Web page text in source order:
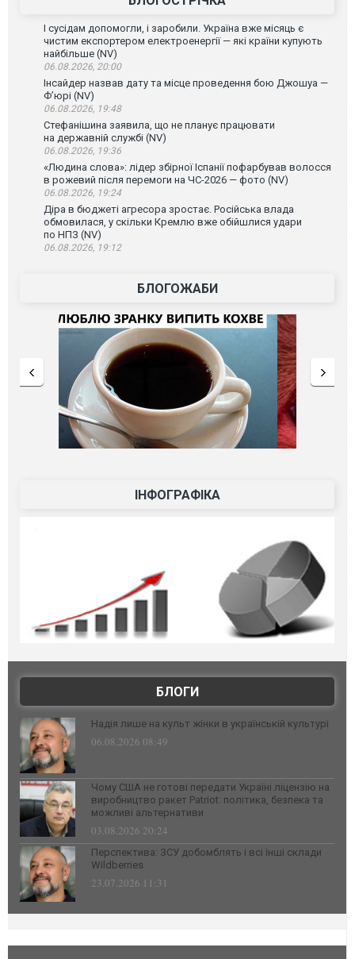
І сусідам допомогли, і заробили. Україна вже місяць є
чистим експортером електроенергії — які країни купують
найбільше (NV)
06.08.2026, 20:00
Інсайдер назвав дату та місце проведення бою Джошуа —
Ф’юрі (NV)
06.08.2026, 19:48
Стефанішина заявила, що не планує працювати
на державній службі (NV)
06.08.2026, 19:36
«Людина слова»: лідер збірної Іспанії пофарбував волосся
в рожевий після перемоги на ЧС-2026 — фото (NV)
06.08.2026, 19:24
Діра в бюджеті агресора зростає. Російська влада
обмовилася, у скільки Кремлю вже обійшлися удари
по НПЗ (NV)
06.08.2026, 19:12
БЛОГОЖАБИ
ІНФОГРАФІКА
БЛОГИ
Надія лише на культ жінки в українській культурі
06.08.2026 08:49
Чому США не готові передати Україні ліцензію на
виробництво ракет Patriot: політика, безпека та
можливі альтернативи
03.08.2026 20:24
Перспектива: ЗСУ добомблять і всі інші склади
Wildberries
23.07.2026 11:31